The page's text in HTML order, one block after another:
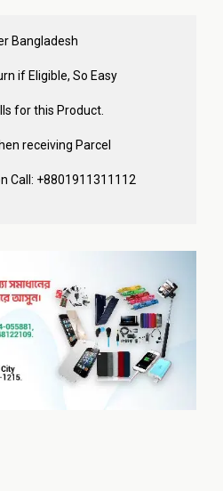
Bangladesh
if Eligible, So Easy
for this Product.
receiving Parcel
Call: +8801911311112